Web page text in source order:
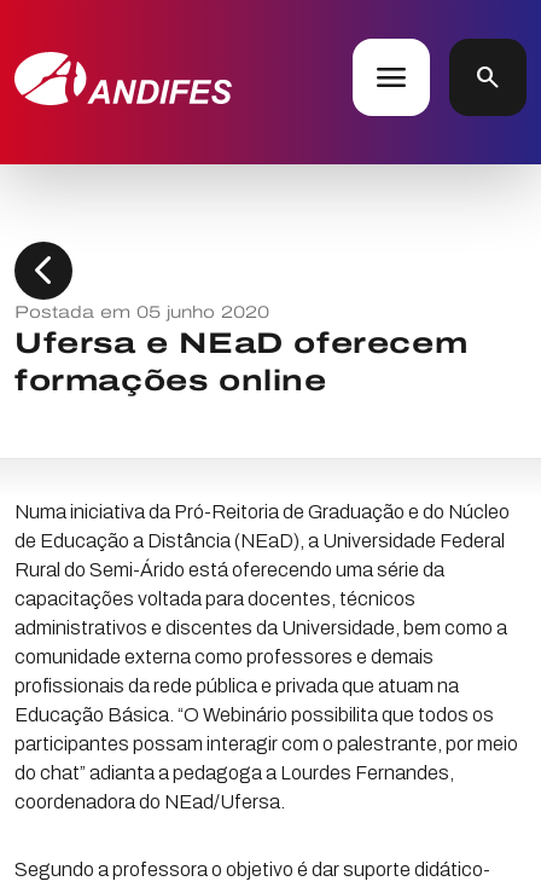
menu search
chevron_left
Postada em 05 junho 2020
Ufersa e NEaD oferecem
formações online
Numa iniciativa da Pró-Reitoria de Graduação e do Núcleo
de Educação a Distância (NEaD), a Universidade Federal
Rural do Semi-Árido está oferecendo uma série da
capacitações voltada para docentes, técnicos
administrativos e discentes da Universidade, bem como a
comunidade externa como professores e demais
profissionais da rede pública e privada que atuam na
Educação Básica. “O Webinário possibilita que todos os
participantes possam interagir com o palestrante, por meio
do chat” adianta a pedagoga a Lourdes Fernandes,
coordenadora do NEad/Ufersa.
Segundo a professora o objetivo é dar suporte didático-